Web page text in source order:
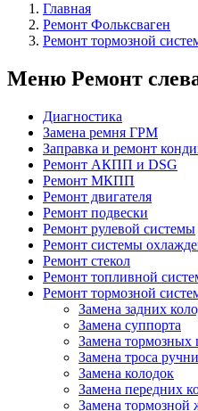
Главная
Ремонт Фольксваген
Ремонт тормозной
Меню Ремонт
Диагностика
Замена ремня ГРМ
Заправка и ремонт
Ремонт АКПП и DSG
Ремонт МКПП
Ремонт двигателя
Ремонт подвески
Ремонт рулевой системы
Ремонт системы
Ремонт стекол
Ремонт топливной
Ремонт тормозной
Замена задних
Замена суппорта
Замена тормозных
Замена троса
Замена колодок
Замена передних
Замена тормозной